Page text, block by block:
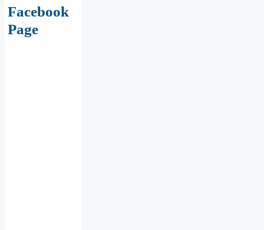
Facebook
Page